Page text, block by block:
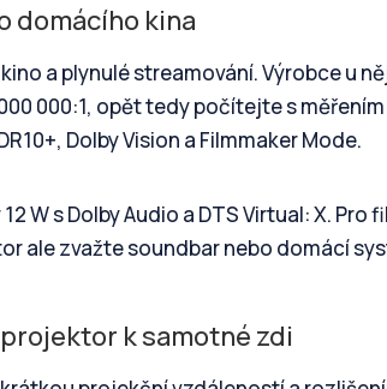
domácího kina
a plynulé streamování. Výrobce u
000:1, opět tedy počítejte s
Dolby Vision a Filmmaker Mode.
W s Dolby Audio a DTS Virtual: X.
ale zvažte soundbar nebo domácí
k samotné zdi